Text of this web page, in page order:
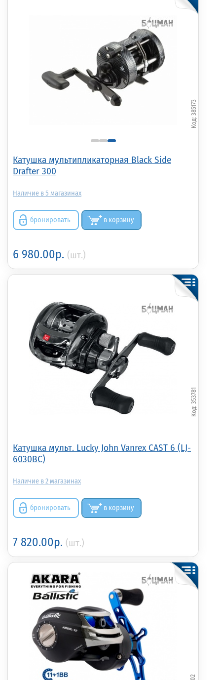
Катушка мультипликаторная Black Side
Drafter 300
385173
5
бронировать в корзину
6 980.00р. (шт.)
Катушка мульт. Lucky John Vanrex CAST 6 (LJ-
6030BC)
353781
2
бронировать в корзину
7 820.00р. (шт.)